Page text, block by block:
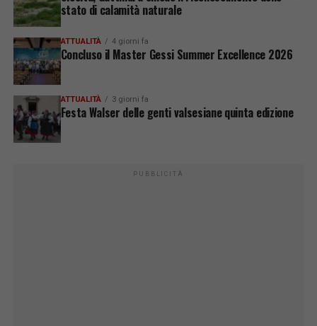
stato di calamità naturale
ATTUALITÀ 4 giorni fa
Concluso il Master Gessi Summer Excellence 2026
ATTUALITÀ 3 giorni fa
Festa Walser delle genti valsesiane quinta edizione
PUBBLICITÀ